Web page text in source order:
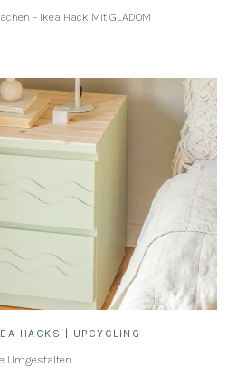
– Ikea Hack Mit GLADOM
HACKS UPCYCLING
Umgestalten